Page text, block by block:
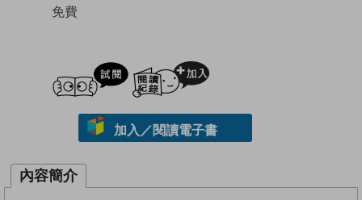
免費
試閲
加入／閱讀電子書
內容簡介